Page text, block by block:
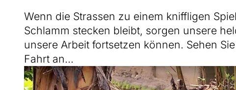
Wenn die Strassen zu einem kniffligen
Schlamm stecken bleibt, sorgen unsere
unsere Arbeit fortsetzen können. Sehen
Fahrt an...